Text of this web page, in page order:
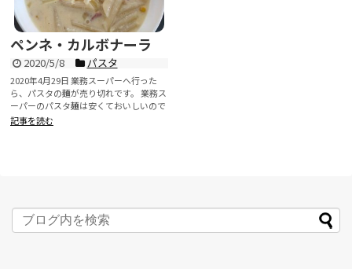
ペンネ・カルボナーラ
2020/5/8 パスタ
2020年4月29日 業務スーパーへ行った
ら、パスタの麺が売り切れです。 業務ス
ーパーのパスタ麺は安くておいしいので
大好...
記事を読む